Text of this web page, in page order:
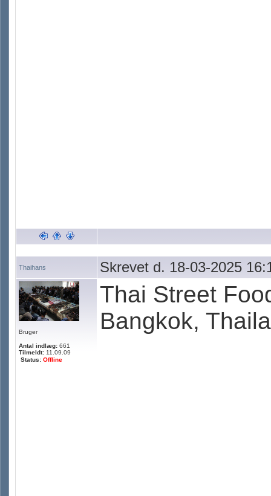
Thaihans Skrevet d. 18-03-2025
Bruger
Antal indlæg: 661
Tilmeldt: 11.09.09
Status: Offline
Thai Street
Bangkok,